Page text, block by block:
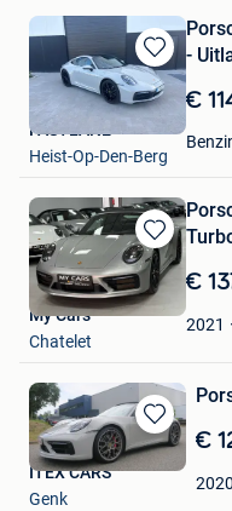
Bewaren
in
Mijn
Favorieten
-
€
FASTLANE
Heist-Op-Den-Berg
Bewaren
in
Mijn
Favorieten
€
2021
My Cars
Chatelet
Bewaren
in
€
2020
ITEX CARS
Genk